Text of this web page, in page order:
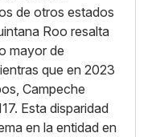
de otros estados
Roo resalta
mayor de
que en 2023
Campeche
Esta disparidad
en la entidad en